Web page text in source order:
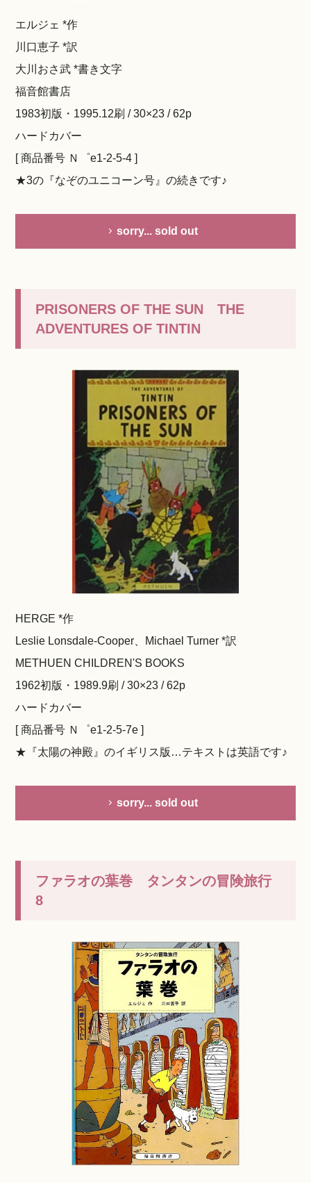
エルジェ *作
川口恵子 *訳
大川おさ武 *書き文字
福音館書店
1983初版・1995.12刷 / 30×23 / 62p
ハードカバー
[ 商品番号 Ｎ゜e1-2-5-4 ]
★3の『なぞのユニコーン号』の続きです♪
sorry... sold out
PRISONERS OF THE SUN THE
ADVENTURES OF TINTIN
HERGE *作
Leslie Lonsdale-Cooper、Michael Turner *訳
METHUEN CHILDREN'S BOOKS
1962初版・1989.9刷 / 30×23 / 62p
ハードカバー
[ 商品番号 Ｎ゜e1-2-5-7e ]
★『太陽の神殿』のイギリス版…テキストは英語です♪
sorry... sold out
ファラオの葉巻 タンタンの冒険旅行
8